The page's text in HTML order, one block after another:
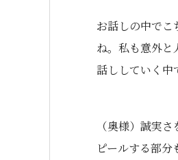
お話しの中で
ね。私も意外
話ししていく中
（奥様）誠実
ピールする部分